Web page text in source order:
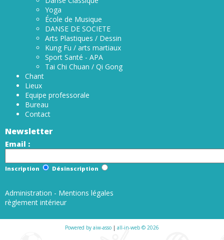
Yoga
École de Musique
DANSE DE SOCIETE
Arts Plastiques / Dessin
Kung Fu / arts martiaux
Sport Santé - APA
Tai Chi Chuan / Qi Gong
Chant
Lieux
Equipe professorale
Bureau
Contact
Newsletter
Email :
Inscription Désinscription
Administration - Mentions légales
règlement intérieur
Powered by aiw-asso | all-in-web © 2026